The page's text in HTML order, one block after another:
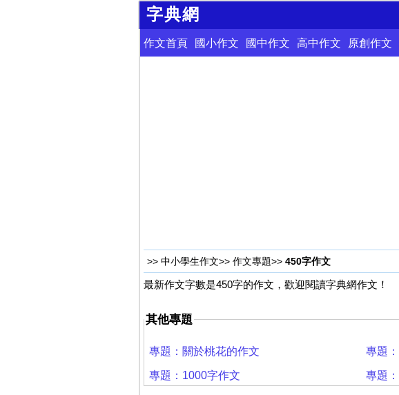
字典網
作文首頁 國小作文 國中作文 高中作文 原創作文
>> 中小學生作文>> 作文專題>> 450字作文
最新作文字數是450字的作文，歡迎閱讀字典網作文！
其他專題
專題：關於桃花的作文 專題
專題：1000字作文 專題